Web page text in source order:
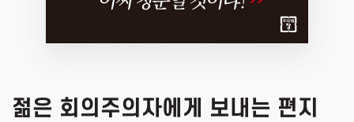
젊은 회의주의자에게 보내는 편지